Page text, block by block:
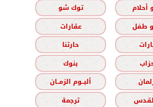
أحلام
توك شو
و طفل
عقارات
حارتنا
بنوك
ألبــوم الزمــان
ترجمة